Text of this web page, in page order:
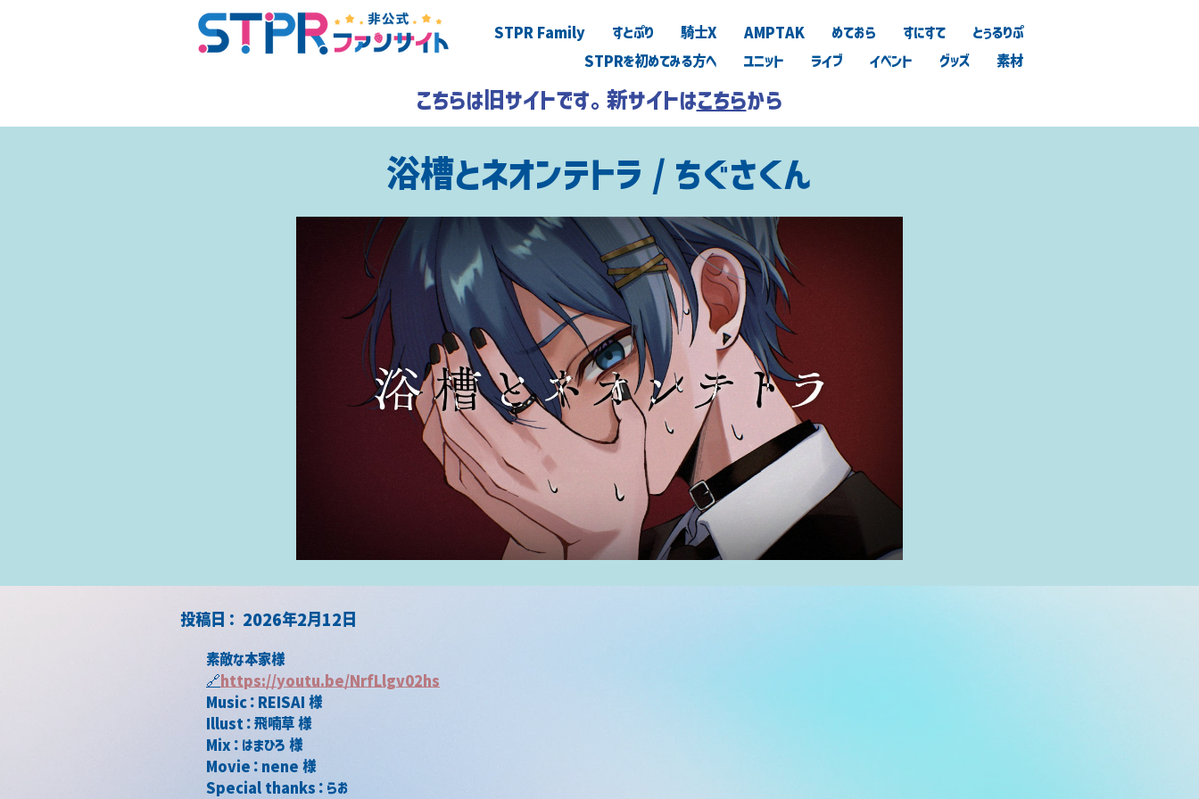
STPR Family すとぷり 騎士X AMPTAK めておら すにすて
とぅるりぷ
STPRを初めてみる方へ
ユニット ライブ イベント グッズ 素材
こちらは旧サイトです。新サイトはこちらから
浴槽とネオンテトラ / ちぐさくん
2026年2月12日
​投稿日：
素敵な本家様
🔗https://youtu.be/NrfLlgv02hs
Music：REISAI 様
Illust：飛喃草 様
Mix：はまひろ 様
Movie：nene 様
Special thanks：らお